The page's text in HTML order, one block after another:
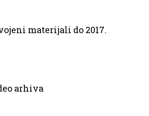
materijali do 2017.
arhiva